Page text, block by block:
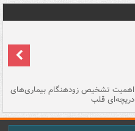
اهمیت تشخیص زودهنگام بیماری‌های
دریچه‌ای قلب